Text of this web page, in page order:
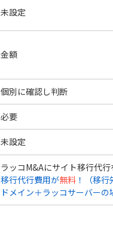
未設定
金額
個別に確認し判断
必要
未設定
ラッコM&Aにサイト移行代行
移行代行費用が無料！（移行
ドメイン＋ラッコサーバーの